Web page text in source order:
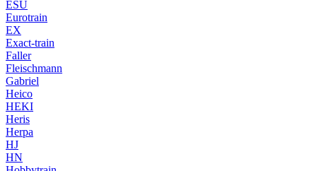
ESU
Eurotrain
EX
Exact-train
Faller
Fleischmann
Gabriel
Heico
HEKI
Heris
Herpa
HJ
HN